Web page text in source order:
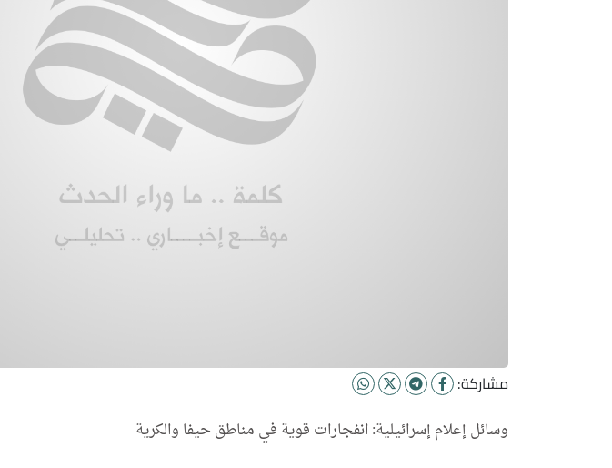
مشاركة:
وسائل إعلام إسرائيلية: انفجارات قوية في مناطق حيفا والكرية